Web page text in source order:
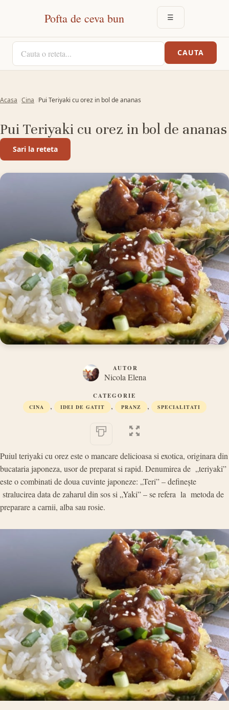
Pofta de ceva bun ☰DESCHIDE
CAUTA O RETETA
CAUTA
Acasa Cina Pui Teriyaki cu orez in bol de ananas
Pui Teriyaki cu orez in bol de ananas
Sari la reteta
AUTOR
Nicola Elena
CATEGORIE
CINA , IDEI DE GATIT , PRANZ , SPECIALITATI
Puiul teriyaki cu orez este o mancare delicioasa si exotica, originara din
bucataria japoneza, usor de preparat si rapid. Denumirea de „teriyaki”
este o combinati de doua cuvinte japoneze: „Teri” – definește
stralucirea data de zaharul din sos si „Yaki” – se refera la metoda de
preparare a carnii, alba sau rosie.